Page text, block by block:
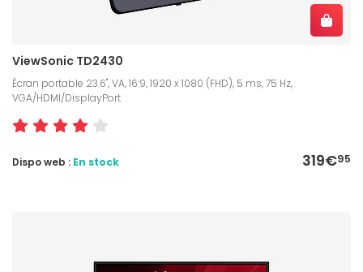
ViewSonic TD2430
Écran portable 23.6", VA, 16:9, 1920 x 1080 (FHD), 5 ms, 75 Hz,
VGA/HDMI/DisplayPort
319€95
Dispo web : En stock